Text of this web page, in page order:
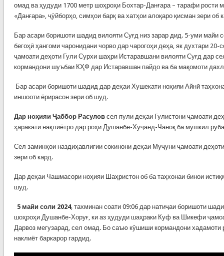
омад ва ҳудуди 1700 метр шоҳроҳи Бохтар-Данғара – тарафи рости
«Данғара», ҷӯйборҳо, симҳои барқ ​​ва хатҳои алоқаро қисман зери об
Бар асари боришоти шадид вилояти Суғд низ зарар дид. 5-уми майи
бегоҳӣ ҳангоми чаронидани чорво дар чарогоҳи деҳа, як духтари
ҷамоати деҳоти Гули Сурхи шаҳри Истаравшани вилояти Суғд дар
кормандони шуъбаи КҲФ дар Истаравшан пайдо ва ба мақомоти
Бар асари боришоти шадид дар деҳаи Хушекати ноҳияи Айнӣ
иншооти ёрирасон зери об шуд.
Дар ноҳияи Ҷаббор Расуловсел пули деҳаи Гулистони ҷамоати
ҳаракати нақлиётро дар роҳи Душанбе-Хуҷанд-Чаноқ ба мушкил
Сел заминҳои наздиҳавлигии сокинони деҳаи Муҷуни ҷамоати
зери об кард.
Дар деҳаи Чашмасори ноҳияи Шаҳристон об ба таҳхонаи бинои
шуд.
5 майи соли 2024, тахминан соати 09:06 дар натиҷаи боришоти
шоҳроҳи Душанбе-Хоруғ, ки аз ҳудуди шаҳраки Куф ва Шикефи
Дарвоз мегузарад, сел омад. Бо саъю кӯшиши кормандони хадамоти
наклиёт баркарор гардид.